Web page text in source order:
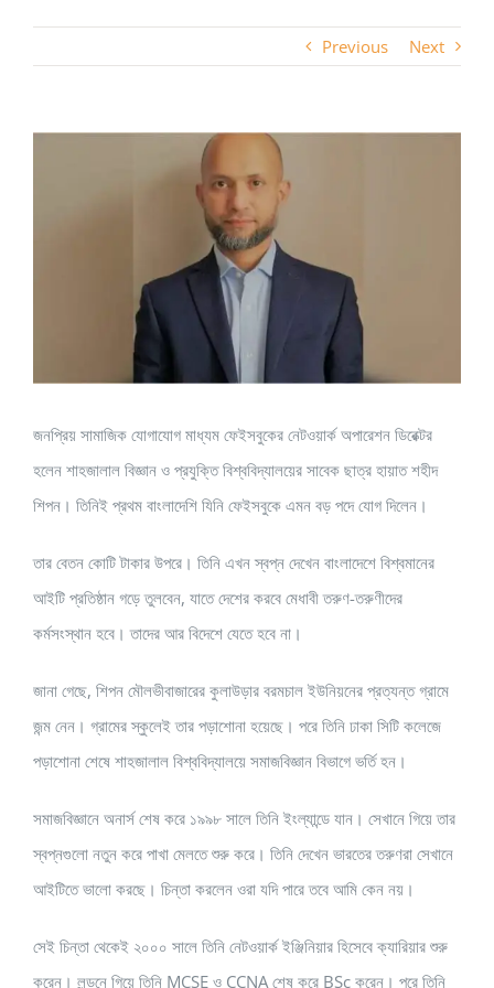
Previous Next
জনপ্রিয় সামাজিক যোগাযোগ মাধ্যম ফেইসবুকের নেটওয়ার্ক অপারেশন ডিরেক্টর
হলেন শাহজালাল বিজ্ঞান ও প্রযুক্তি বিশ্ববিদ্যালয়ের সাবেক ছাত্র হায়াত শহীদ
শিপন। তিনিই প্রথম বাংলাদেশি যিনি ফেইসবুকে এমন বড় পদে যোগ দিলেন।
তার বেতন কোটি টাকার উপরে। তিনি এখন স্বপ্ন দেখেন বাংলাদেশে বিশ্বমানের
আইটি প্রতিষ্ঠান গড়ে তুলবেন, যাতে দেশের করবে মেধাবী তরুণ-তরুণীদের
কর্মসংস্থান হবে। তাদের আর বিদেশে যেতে হবে না।
জানা গেছে, শিপন মৌলভীবাজারের কুলাউড়ার বরমচাল ইউনিয়নের প্রত্যন্ত গ্রামে
জন্ম নেন। গ্রামের স্কুলেই তার পড়াশোনা হয়েছে। পরে তিনি ঢাকা সিটি কলেজে
পড়াশোনা শেষে শাহজালাল বিশ্ববিদ্যালয়ে সমাজবিজ্ঞান বিভাগে ভর্তি হন।
সমাজবিজ্ঞানে অনার্স শেষ করে ১৯৯৮ সালে তিনি ইংল্যান্ডে যান। সেখানে গিয়ে তার
স্বপ্নগুলো নতুন করে পাখা মেলতে শুরু করে। তিনি দেখেন ভারতের তরুণরা সেখানে
আইটিতে ভালো করছে। চিন্তা করলেন ওরা যদি পারে তবে আমি কেন নয়।
সেই চিন্তা থেকেই ২০০০ সালে তিনি নেটওয়ার্ক ইঞ্জিনিয়ার হিসেবে ক্যারিয়ার শুরু
করেন। লন্ডনে গিয়ে তিনি MCSE ও CCNA শেষ করে BSc করেন। পরে তিনি